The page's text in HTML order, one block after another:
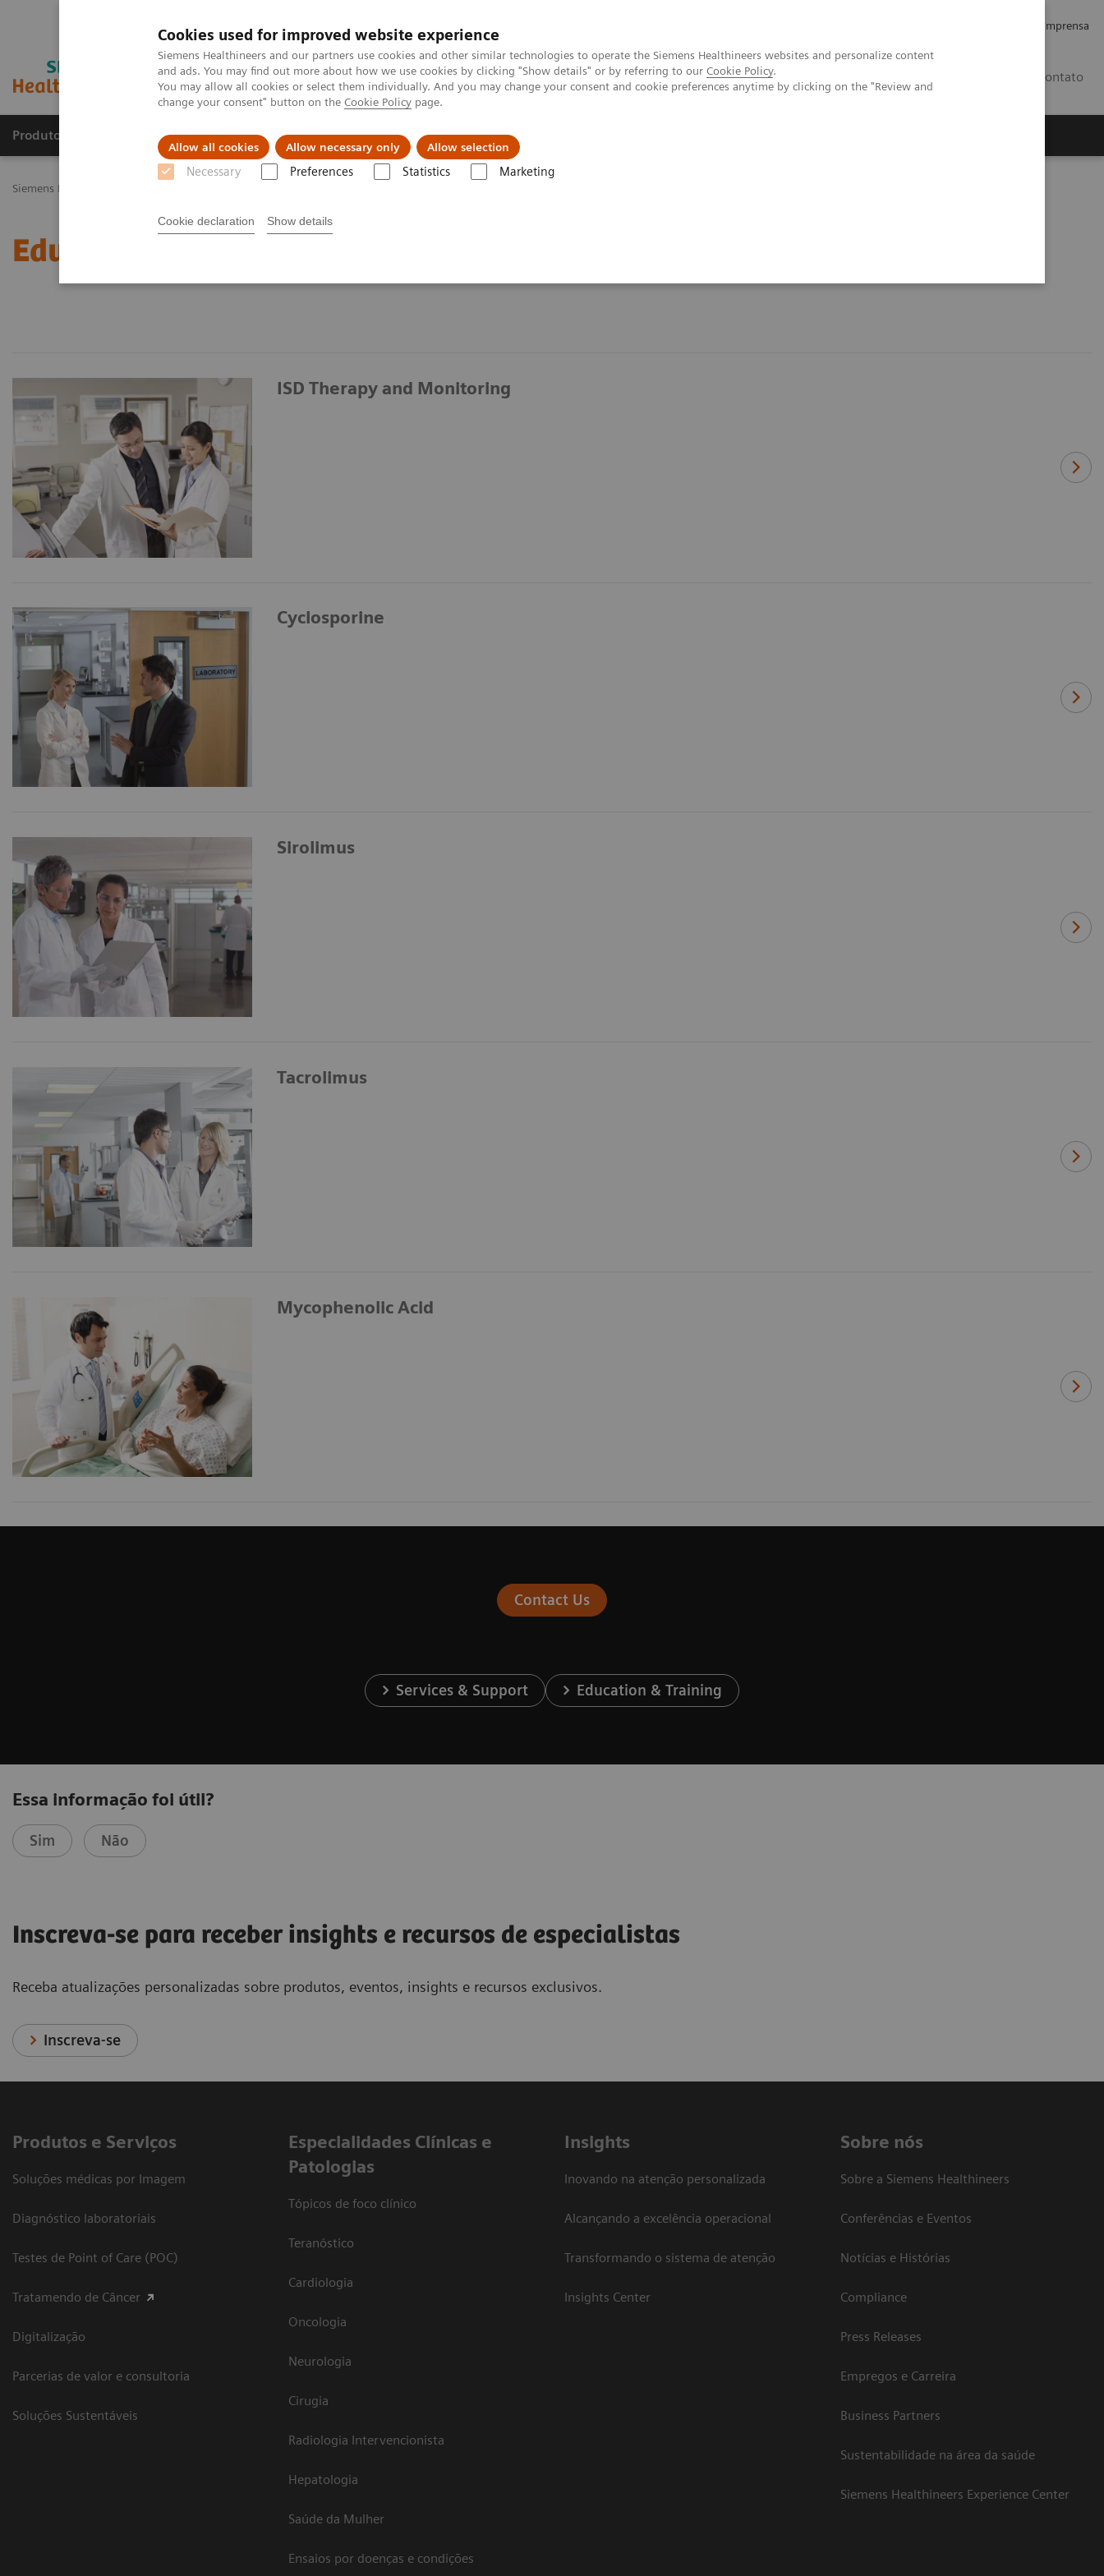
Cookies used for improved website experience
Siemens Healthineers and our partners use cookies and other similar technologies to operate the Siemens Healthineers websites and personalize content
and ads. You may find out more about how we use cookies by clicking "Show details" or by referring to our Cookie Policy.
You may allow all cookies or select them individually. And you may change your consent and cookie preferences anytime by clicking on the "Review and
change your consent" button on the Cookie Policy page.
Allow all cookies Allow necessary only Allow selection
Necessary Preferences Statistics Marketing
Cookie declaration Show details
Imprensa
Contato
Produtos e serviços Especialidades Clínicas e Patologias Serviços de pós-venda
Siemens Healthineers Brasil
Educational Content
ISD Therapy and Monitoring
Cyclosporine
Sirolimus
Tacrolimus
Mycophenolic Acid
Contact Us
Services & Support Education & Training
Essa informação foi útil?
Sim Não
Inscreva-se para receber insights e recursos de especialistas
Receba atualizações personalizadas sobre produtos, eventos, insights e recursos exclusivos.
Inscreva-se
Produtos e Serviços
Soluções médicas por Imagem
Diagnóstico laboratoriais
Testes de Point of Care (POC)
Tratamendo de Câncer
Digitalização
Parcerias de valor e consultoria
Soluções Sustentáveis
​Especialidades Clínicas e
Patologias
Tópicos de foco clínico
Teranóstico
Cardiologia
Oncologia
Neurologia
Cirugia
Radiologia Intervencionista
Hepatologia
Saúde da Mulher
Ensaios por doenças e condições
Insights
Inovando na atenção personalizada
Alcançando a excelência operacional
Transformando o sistema de atenção
Insights Center
Sobre nós
Sobre a Siemens Healthineers
Conferências e Eventos
Notícias e Histórias
Compliance
Press Releases
Empregos e Carreira
Business Partners
Sustentabilidade na área da saúde
Siemens Healthineers Experience Center